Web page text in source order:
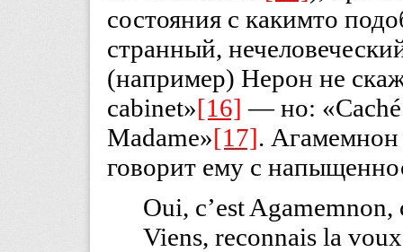
состояния с какимто
странный,
(например) Нерон не
cabinet»[16] — но: «Caché
Madame»[17]. Агамемнон
говорит ему с
Oui, c’est
Viens, reconnais la